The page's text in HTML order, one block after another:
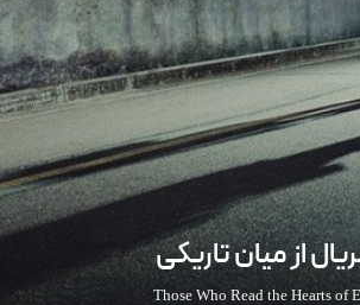
از میان تاریکی
Those Who Read the Hearts of